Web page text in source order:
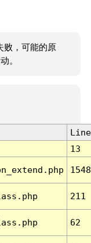
败，可能的原
。
Line
13
1548
211
62